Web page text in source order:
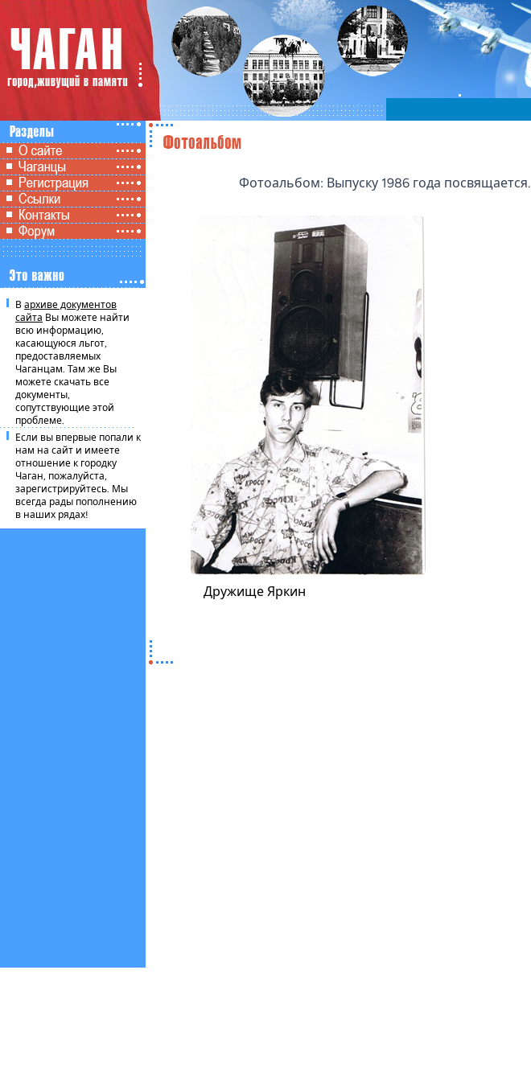
В архиве документов
сайта Вы можете найти
всю информацию,
касающуюся льгот,
предоставляемых
Чаганцам. Там же Вы
можете скачать все
документы,
сопутствующие этой
проблеме.
Если вы впервые попали к
нам на сайт и имеете
отношение к городку
Чаган, пожалуйста,
зарегистрируйтесь. Мы
всегда рады пополнению
в наших рядах!
Фотоальбом: Выпуску 1986 года посвящается.
Дружище Яркин